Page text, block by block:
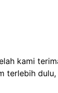
kami
terlebih